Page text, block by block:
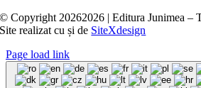
© Copyright 20262026 | Editura Junimea –
Site realizat cușide SiteXdesign
Page load link